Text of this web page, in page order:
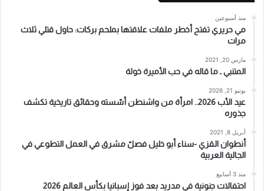
منذ أسبوعين
مي حريري تفتح أخطر ملفات علاقتها بملحم بركات: حاول قتلي ثلاث
مرات
مارس 20, 2021
المتنبي ـ ما قاله في حب الأميرة خولة
يونيو 21, 2026
عيد الأب 2026.. امرأة من واشنطن أسّسته وحقائق تاريخية تكشف
جذوره
أبريل 8, 2021
أنطوان القزي -سناء أبو خليل فصلّ مشرق في العمل التطوعي في
الجالية العربية
منذ 3 أسابيع
احتفالات جنونية في مدريد بعد فوز إسبانيا بكأس العالم 2026